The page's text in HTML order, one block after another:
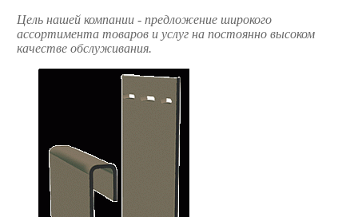
Цель нашей компании - предложение широкого
ассортимента товаров и услуг на постоянно высоком
качестве обслуживания.